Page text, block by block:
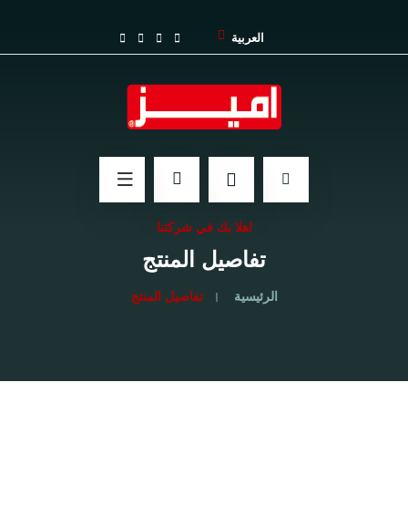
العربية
اهلا بك في شركتنا
تفاصيل المنتج
الرئيسية تفاصيل المنتج